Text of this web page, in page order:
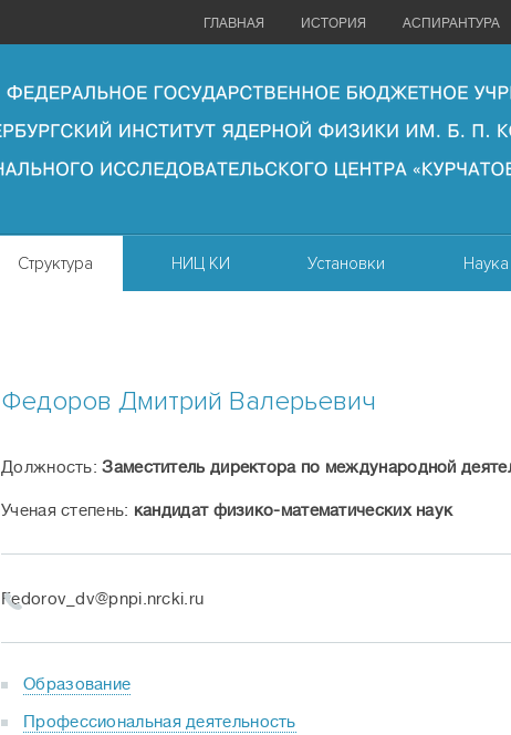
ГЛАВНАЯ ИСТОРИЯ АСПИРАНТУРА
Структура НИЦ КИ Установки
Федоров Дмитрий Валерьевич
Должность:Заместитель директора по международной
Ученая степень: кандидат физико-математических наук
Fedorov_dv@pnpi.nrcki.ru
Образование
Профессиональная деятельность